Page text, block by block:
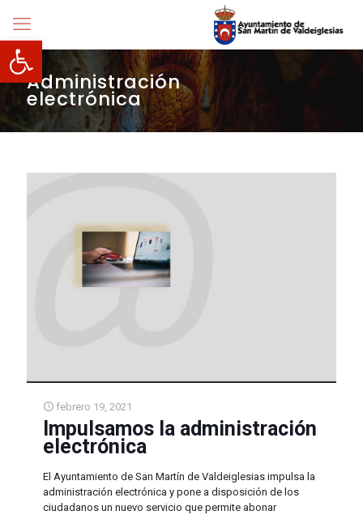
Abrir barra de herramientas
Administración
electrónica
febrero 19, 2021
Impulsamos la administración
electrónica
El Ayuntamiento de San Martín de Valdeiglesias impulsa la
administración electrónica y pone a disposición de los
ciudadanos un nuevo servicio que permite abonar